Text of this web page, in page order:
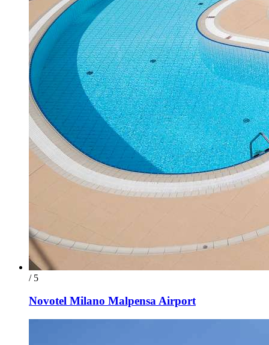
/ 5
Novotel Milano Malpensa Airport